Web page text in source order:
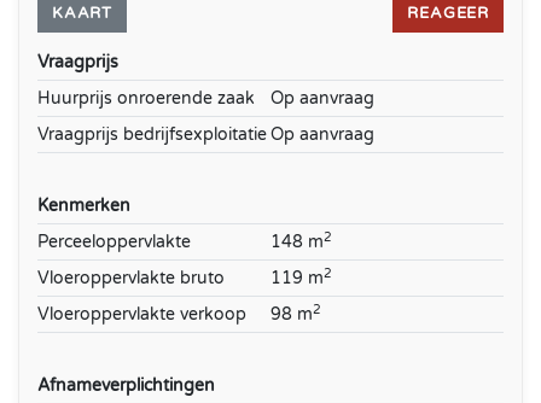
KAART REAGEER
Vraagprijs
Huurprijs onroerende zaak
Op aanvraag
Vraagprijs bedrijfsexploitatieOp aanvraag
Kenmerken
Perceeloppervlakte
148 m2
Vloeroppervlakte bruto 119 m2
Vloeroppervlakte verkoop 98 m2
Afnameverplichtingen